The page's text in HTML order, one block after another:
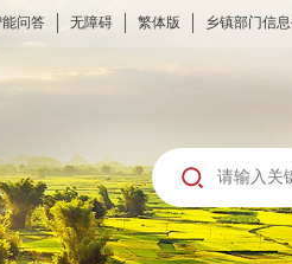
问答 无障碍 繁体版 乡镇部门信